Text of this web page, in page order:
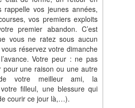
rappelle vos jeunes années,
vos premiers exploits
premier abandon. C’est
vous ne ratez sous aucun
réservez votre dimanche
Votre peur : ne pas
pour une raison ou une autre
votre meilleur ami, la
filleul, une blessure qui
courir ce jour là,…).